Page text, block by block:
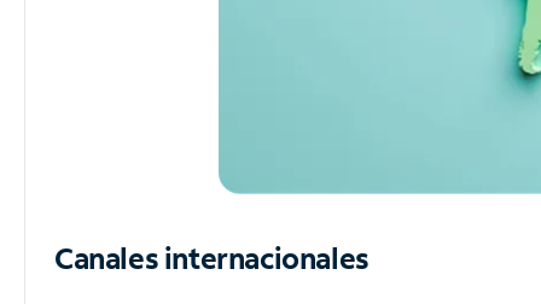
Canales internacionales